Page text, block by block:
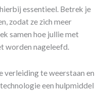
essentieel. Betrek je
zodat ze zich meer
samen hoe jullie met
worden nageleefd.
verleiding te weerstaan en
een hulpmiddel